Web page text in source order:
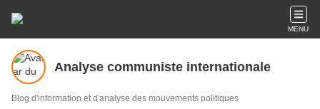
MENU
Analyse communiste internationale
Blog d'information et d'analyse des mouvements politiques